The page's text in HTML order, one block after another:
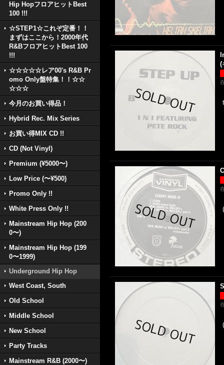
Hip HopフロアヒットBest
100 !!!
☆STEP1☆これぞ定番！！
まずはここから！2000年代
R&BフロアヒットBest 100
!!!
☆☆☆☆☆レア00's R&B Pr
omo Only盤特集！！☆☆
☆☆☆
今月のお買い得品！
Hybrid Rec. Mix Series
お買い得MIX CD !!
CD (Not Vinyl)
Premium (¥5000〜)
Low Price (〜¥500)
Promo Only !!
White Press Only !!
Mainstream Hip Hop (200
0〜)
Mainstream Hip Hop (199
0〜1999)
Underground Hip Hop
West Coast, South
Old School
Middle School
New School
Party Tracks
Mainstream R&B (2000〜)
(